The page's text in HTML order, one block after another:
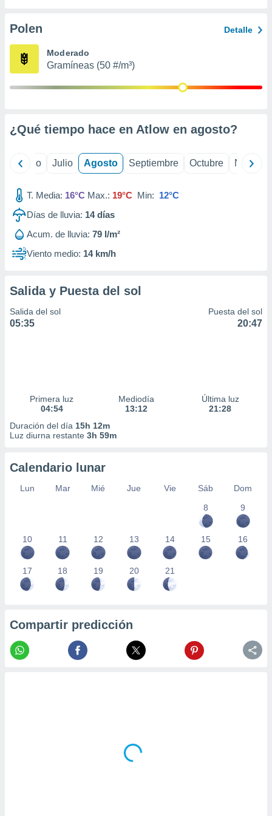
e
mediante
de
Polen Detalle
Moderado
Gramíneas (50 #/m³)
¿Qué tiempo hace en Atlow en agosto?
Junio Julio Agosto Septiembre Octubre
T. Media: 16°C Max.: 19°C Min: 12°C
Días de lluvia: 14días
Acum. de lluvia: 79 l/m²
Viento medio: 14 km/h
Salida y Puesta del sol
Salida del sol
05:35
Puesta del sol
20:47
Primera luz
04:54
Mediodía
13:12
Última luz
21:28
Duración del día 15h 12m
Luz diurna restante 3h 59m
Calendario lunar
Lun Mar Mié Jue Vie Sáb
Dom
8
9
10 11 12 13 14 15 16
17 18 19 20 21
Compartir predicción